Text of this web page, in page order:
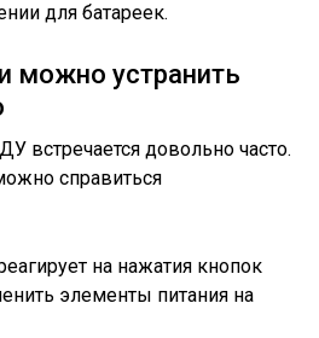
для батареек.
можно устранить
встречается довольно часто.
справиться
на нажатия кнопок
элементы питания на